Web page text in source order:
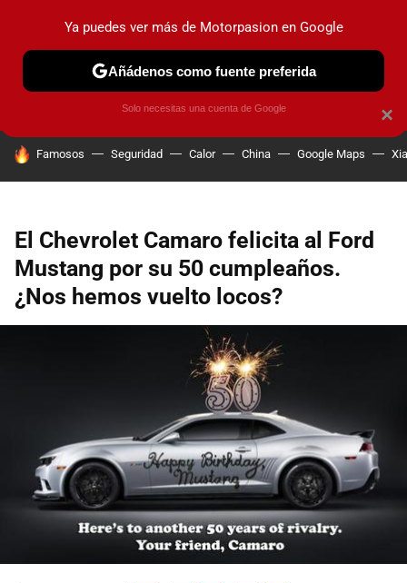
PRUEBAS COCHES ELÉCTRICOS OBSERVATORIO
HOY SE HABLA DE
Famosos Seguridad Calor China Google Maps
El Chevrolet Camaro felicita al Ford
Mustang por su 50 cumpleaños.
¿Nos hemos vuelto locos?
×
Ya puedes ver más de Motorpasion en Google
Añádenos como fuente preferida
Solo necesitas una cuenta de Google